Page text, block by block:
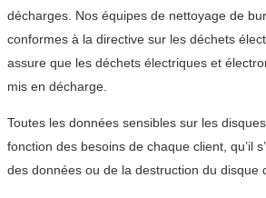
décharges. Nos équipes de nettoyage de
conformes à la directive sur les déchets
assure que les déchets électriques et
mis en décharge.
Toutes les données sensibles sur les
fonction des besoins de chaque client, qu’il
des données ou de la destruction du disque